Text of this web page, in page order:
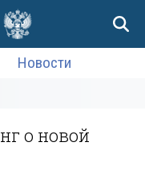
Новости
о новой